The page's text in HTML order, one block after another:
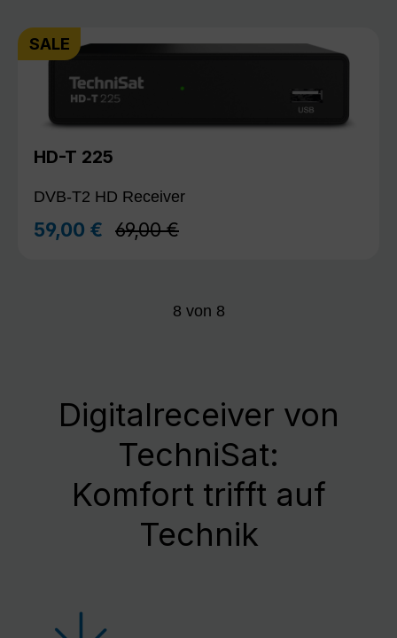
SALE
HD-T 225
DVB-T2 HD Receiver
Verkaufspreis:
59,00 € Regulärer Preis:
69,00 €
8 von 8
Digitalreceiver von
TechniSat:
Komfort trifft auf
Technik